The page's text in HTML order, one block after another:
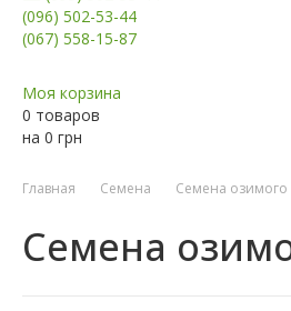
(096) 502-53-44
(067) 558-15-87
Моя корзина
0 товаров
на 0 грн
Главная Семена Семена озимого
Семена